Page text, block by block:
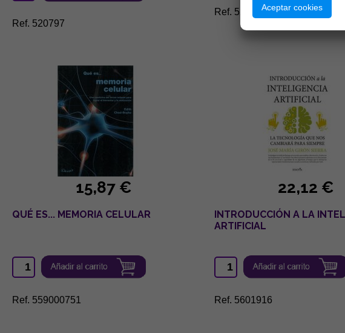
Ref. 520797
Ref. 522186
15,87 €
QUÉ ES... MEMORIA CELULAR
Ref. 559000751
22,12 €
INTRODUCCIÓN A LA
ARTIFICIAL
Ref. 5601916
Aceptar cookies